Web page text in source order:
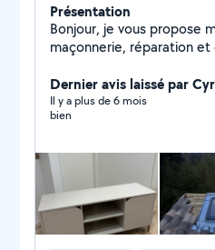
Présentation
Bonjour, je vous propose
maçonnerie, réparation
24h/24h et 7j/7j Je suis ponctuel et sérieux dans mon
travail.
Dernier avis laissé par
Il y a plus de 6 mois
bien